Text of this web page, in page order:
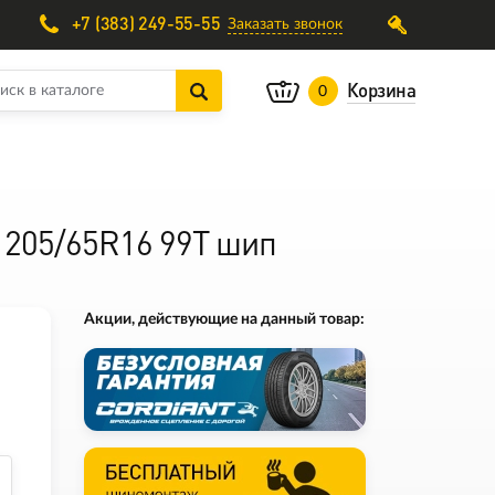
0 Корзина
+7 (383) 249-55-55 Заказать звонок
65R16 99T шип
Акции, действующие на данный товар: